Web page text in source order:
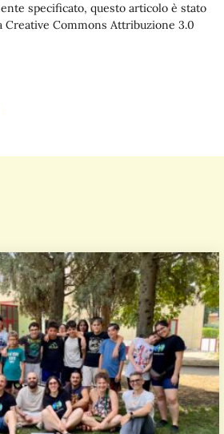
specificato, questo articolo è stato
Creative Commons Attribuzione 3.0